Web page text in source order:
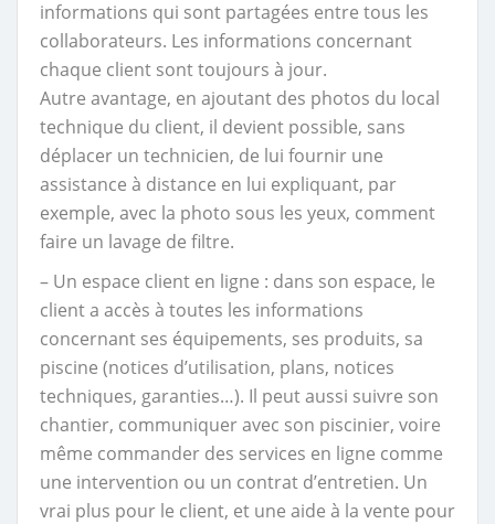
informations qui sont partagées entre tous les
collaborateurs. Les informations concernant
chaque client sont toujours à jour.
Autre avantage, en ajoutant des photos du local
technique du client, il devient possible, sans
déplacer un technicien, de lui fournir une
assistance à distance en lui expliquant, par
exemple, avec la photo sous les yeux, comment
faire un lavage de filtre.
– Un espace client en ligne : dans son espace, le
client a accès à toutes les informations
concernant ses équipements, ses produits, sa
piscine (notices d’utilisation, plans, notices
techniques, garanties…). Il peut aussi suivre son
chantier, communiquer avec son piscinier, voire
même commander des services en ligne comme
une intervention ou un contrat d’entretien. Un
vrai plus pour le client, et une aide à la vente pour